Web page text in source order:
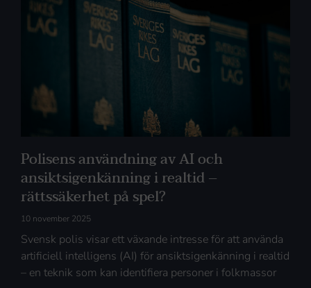
Polisens användning av AI och
ansiktsigenkänning i realtid –
rättssäkerhet på spel?
10 november 2025
Svensk polis visar ett växande intresse för att använda
artificiell intelligens (AI) för ansiktsigenkänning i realtid
– en teknik som kan identifiera personer i folkmassor